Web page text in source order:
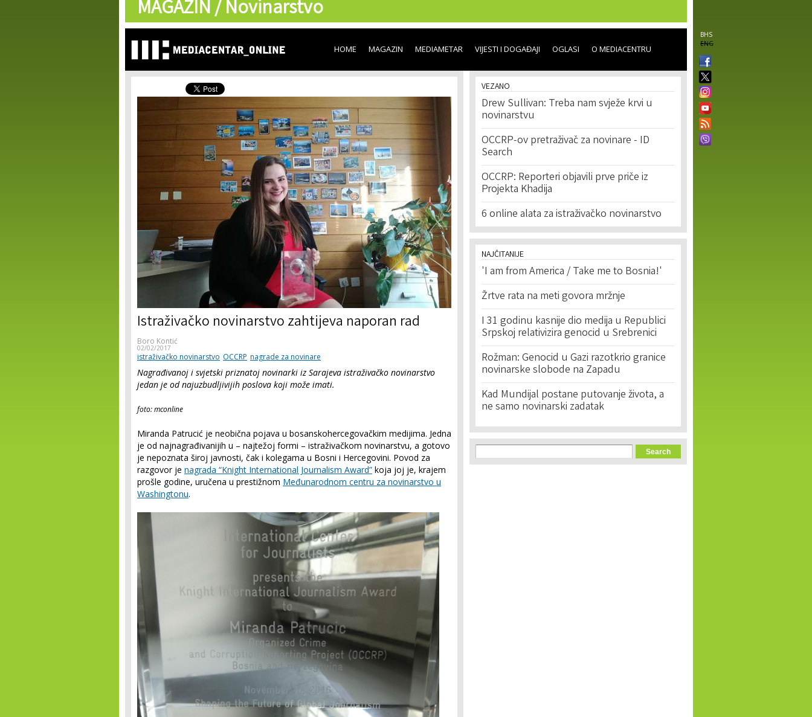
content
MAGAZIN /Novinarstvo
BHS
ENG
HOME MAGAZIN MEDIAMETAR VIJESTI I DOGAĐAJI OGLASI O MEDIACENTRU
Istraživačko novinarstvo zahtijeva naporan rad
Boro Kontić
02/02/2017
istraživačko novinarstvo OCCRP nagrade za novinare
Nagrađivanoj i svjetski priznatoj novinarki iz Sarajeva istraživačko novinarstvo
jedan je od najuzbudljivijih poslova koji može imati.
foto: mconline
Miranda Patrucić je neobična pojava u bosanskohercegovačkim medijima. Jedna
je od najnagrađivanijih u – najtežoj formi – istraživačkom novinarstvu, a gotovo
je nepoznata široj javnosti, čak i kolegama u Bosni i Hercegovini. Povod za
razgovor je nagrada “Knight International Journalism Award” koja joj je, krajem
prošle godine, uručena u prestižnom Međunarodnom centru za novinarstvo u
Washingtonu.
VEZANO
Drew Sullivan: Treba nam svježe krvi u
novinarstvu
OCCRP-ov pretraživač za novinare - ID
Search
OCCRP: Reporteri objavili prve priče iz
Projekta Khadija
6 online alata za istraživačko novinarstvo
NAJČITANIJE
'I am from America / Take me to Bosnia!'
Žrtve rata na meti govora mržnje
I 31 godinu kasnije dio medija u Republici
Srpskoj relativizira genocid u Srebrenici
Rožman: Genocid u Gazi razotkrio granice
novinarske slobode na Zapadu
Kad Mundijal postane putovanje života, a
ne samo novinarski zadatak
Search form
Search